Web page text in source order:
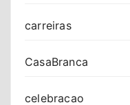
carreiras
CasaBranca
celebracao